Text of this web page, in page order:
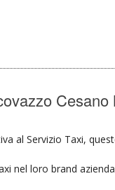
Cesano
al Servizio Taxi,
nel loro brand